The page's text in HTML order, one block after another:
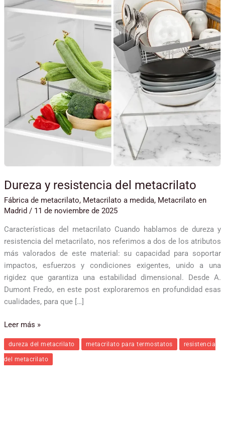
Dureza y resistencia del metacrilato
Fábrica de metacrilato, Metacrilato a medida, Metacrilato en
Madrid / 11 de noviembre de 2025
Características del metacrilato Cuando hablamos de dureza y
resistencia del metacrilato, nos referimos a dos de los atributos
más valorados de este material: su capacidad para soportar
impactos, esfuerzos y condiciones exigentes, unido a una
rigidez que garantiza una estabilidad dimensional. Desde A.
Dumont Fredo, en este post exploraremos en profundidad esas
cualidades, para que […]
metacrilato
Leer más »
dureza del metacrilato metacrilato para termostatos resistencia
del metacrilato